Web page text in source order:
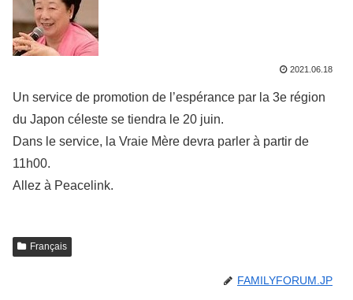
2021.06.18
Un service de promotion de l’espérance par la 3e région
du Japon céleste se tiendra le 20 juin.
Dans le service, la Vraie Mère devra parler à partir de
11h00.
Allez à Peacelink.
Français
FAMILYFORUM.JP